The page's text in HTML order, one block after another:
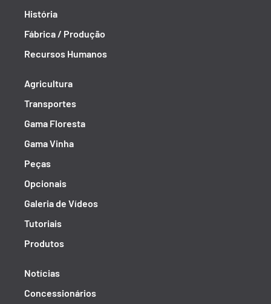
História
Fábrica / Produção
Recursos Humanos
Agricultura
Transportes
Gama Floresta
Gama Vinha
Peças
Opcionais
Galeria de Vídeos
Tutoriais
Produtos
Notícias
Concessionários